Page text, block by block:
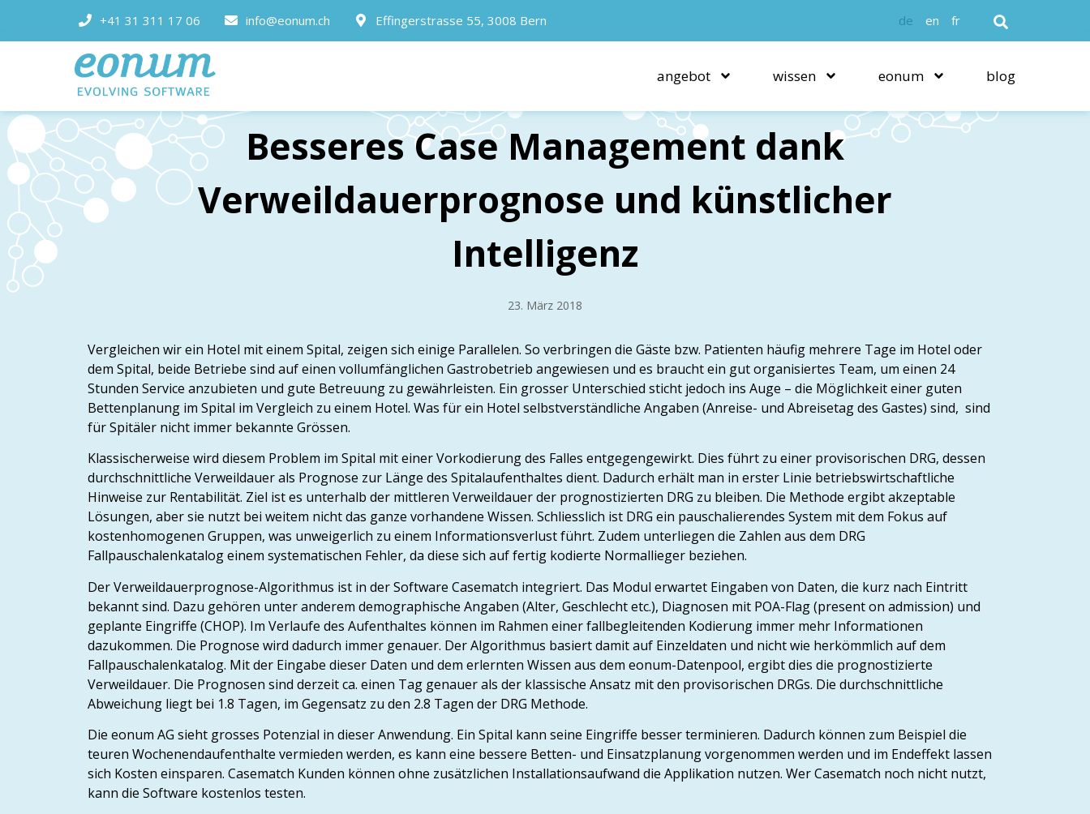
+41 31 311 17 06 info@eonum.ch Effingerstrasse 55, 3008 Bern de en fr
angebot wissen eonum blog
Besseres Case Management dank
Verweildauerprognose und künstlicher
Intelligenz
23. März 2018
Vergleichen wir ein Hotel mit einem Spital, zeigen sich einige Parallelen. So verbringen die Gäste bzw. Patienten häufig mehrere Tage im Hotel oder
dem Spital, beide Betriebe sind auf einen vollumfänglichen Gastrobetrieb angewiesen und es braucht ein gut organisiertes Team, um einen 24
Stunden Service anzubieten und gute Betreuung zu gewährleisten. Ein grosser Unterschied sticht jedoch ins Auge – die Möglichkeit einer guten
Bettenplanung im Spital im Vergleich zu einem Hotel. Was für ein Hotel selbstverständliche Angaben (Anreise- und Abreisetag des Gastes) sind, sind
für Spitäler nicht immer bekannte Grössen.
Klassischerweise wird diesem Problem im Spital mit einer Vorkodierung des Falles entgegengewirkt. Dies führt zu einer provisorischen DRG, dessen
durchschnittliche Verweildauer als Prognose zur Länge des Spitalaufenthaltes dient. Dadurch erhält man in erster Linie betriebswirtschaftliche
Hinweise zur Rentabilität. Ziel ist es unterhalb der mittleren Verweildauer der prognostizierten DRG zu bleiben. Die Methode ergibt akzeptable
Lösungen, aber sie nutzt bei weitem nicht das ganze vorhandene Wissen. Schliesslich ist DRG ein pauschalierendes System mit dem Fokus auf
kostenhomogenen Gruppen, was unweigerlich zu einem Informationsverlust führt. Zudem unterliegen die Zahlen aus dem DRG
Fallpauschalenkatalog einem systematischen Fehler, da diese sich auf fertig kodierte Normallieger beziehen.
Der Verweildauerprognose-Algorithmus ist in der Software Casematch integriert. Das Modul erwartet Eingaben von Daten, die kurz nach Eintritt
bekannt sind. Dazu gehören unter anderem demographische Angaben (Alter, Geschlecht etc.), Diagnosen mit POA-Flag (present on admission) und
geplante Eingriffe (CHOP). Im Verlaufe des Aufenthaltes können im Rahmen einer fallbegleitenden Kodierung immer mehr Informationen
dazukommen. Die Prognose wird dadurch immer genauer. Der Algorithmus basiert damit auf Einzeldaten und nicht wie herkömmlich auf dem
Fallpauschalenkatalog. Mit der Eingabe dieser Daten und dem erlernten Wissen aus dem eonum-Datenpool, ergibt dies die prognostizierte
Verweildauer. Die Prognosen sind derzeit ca. einen Tag genauer als der klassische Ansatz mit den provisorischen DRGs. Die durchschnittliche
Abweichung liegt bei 1.8 Tagen, im Gegensatz zu den 2.8 Tagen der DRG Methode.
Die eonum AG sieht grosses Potenzial in dieser Anwendung. Ein Spital kann seine Eingriffe besser terminieren. Dadurch können zum Beispiel die
teuren Wochenendaufenthalte vermieden werden, es kann eine bessere Betten- und Einsatzplanung vorgenommen werden und im Endeffekt lassen
sich Kosten einsparen. Casematch Kunden können ohne zusätzlichen Installationsaufwand die Applikation nutzen. Wer Casematch noch nicht nutzt,
kann die Software kostenlos testen.